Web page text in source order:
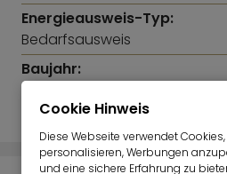
Energieausweis-Typ:
Bedarfsausweis
Baujahr:
1971
Cookie Hinweis
Diese Webseite verwendet
personalisieren, Werbungen
und eine sichere Erfahrung zu